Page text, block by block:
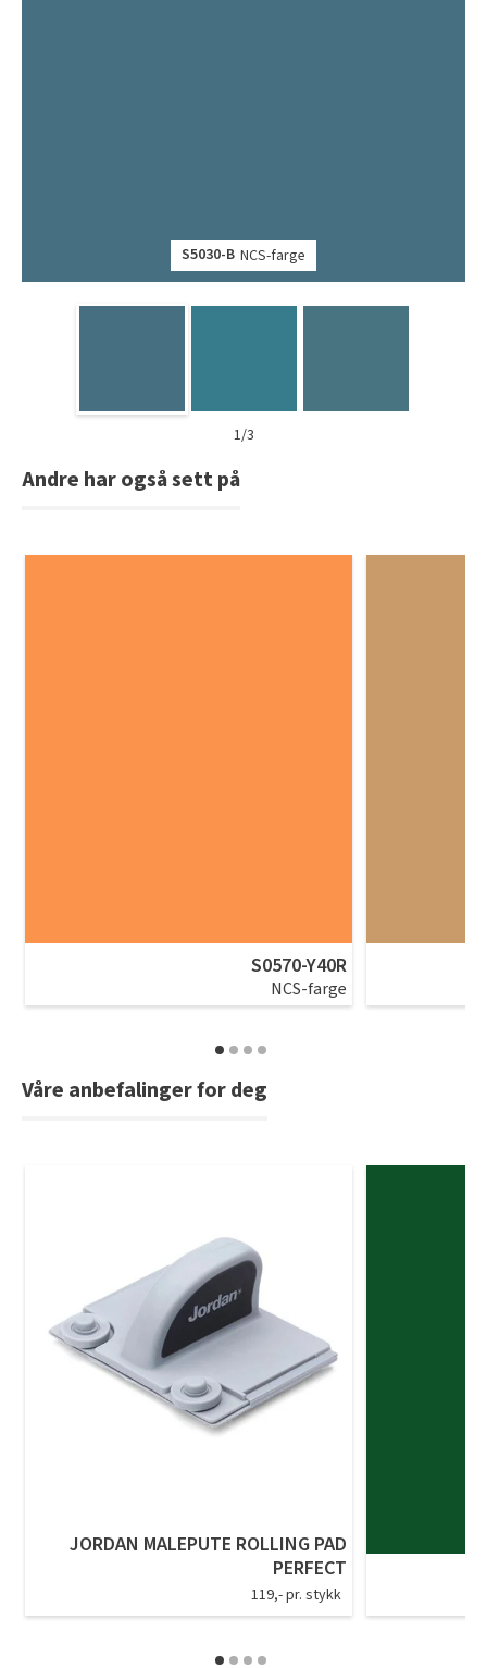
S5030-B NCS-farge
1/3
Andre har også sett på
S0570-Y40R
NCS-farge
Våre anbefalinger for deg
JORDAN MALEPUTE ROLLING PAD
PERFECT
119,- pr. stykk